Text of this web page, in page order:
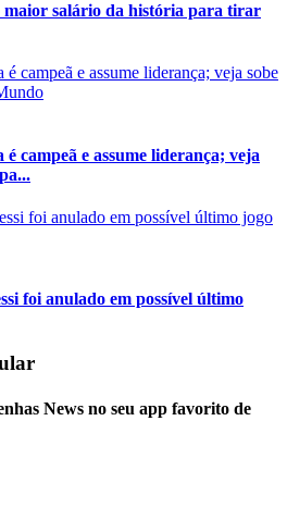
salário da história para tirar
campeã e assume liderança; veja
foi anulado em possível último
News no seu app favorito de